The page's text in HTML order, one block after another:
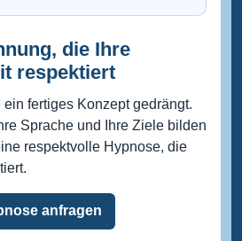
die Ihre
respektiert
fertiges Konzept gedrängt.
Sprache und Ihre Ziele bilden
respektvolle Hypnose, die
anfragen